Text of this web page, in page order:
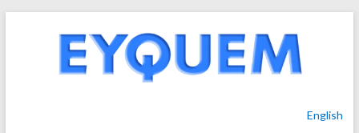
English